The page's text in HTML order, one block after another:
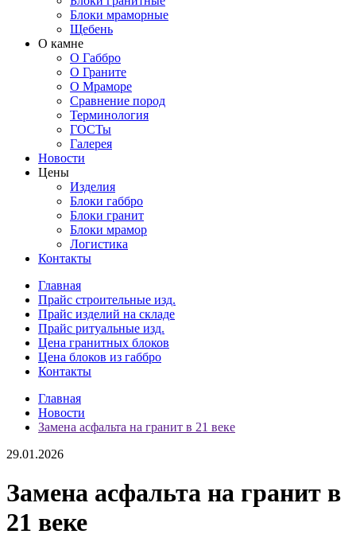
Блоки мраморные
Щебень
О камне
О Габбро
О Граните
О Мраморе
Сравнение пород
Терминология
ГОСТы
Галерея
Новости
Цены
Изделия
Блоки габбро
Блоки гранит
Блоки мрамор
Логистика
Контакты
Главная
Прайс строительные изд.
Прайс изделий на складе
Прайс ритуальные изд.
Цена гранитных блоков
Цена блоков из габбро
Контакты
Главная
Новости
Замена асфальта на гранит в 21 веке
29.01.2026
Замена асфальта на гранит в
21 веке